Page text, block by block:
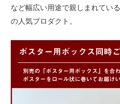
など幅広い用途で親しまれてい
の人気プロダクト。